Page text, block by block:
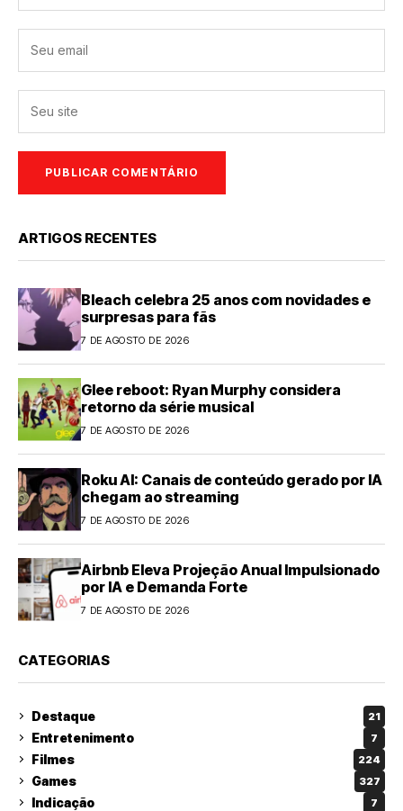
ARTIGOS RECENTES
Bleach celebra 25 anos com novidades e
surpresas para fãs
7 DE AGOSTO DE 2026
Glee reboot: Ryan Murphy considera
retorno da série musical
7 DE AGOSTO DE 2026
Roku AI: Canais de conteúdo gerado por IA
chegam ao streaming
7 DE AGOSTO DE 2026
Airbnb Eleva Projeção Anual Impulsionado
por IA e Demanda Forte
7 DE AGOSTO DE 2026
CATEGORIAS
Destaque 21
Entretenimento 7
Filmes 224
Games 327
Indicação 7